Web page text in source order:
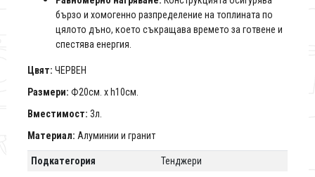
бързо и хомогенно разпределение на топлината по
цялото дъно, което съкращава времето за готвене и
спестява енергия.
Цвят: ЧЕРВЕН
Размери: Ф20см. х h10см.
Вместимост: 3л.
Материал: Алуминии и гранит
Подкатегория Тенджери